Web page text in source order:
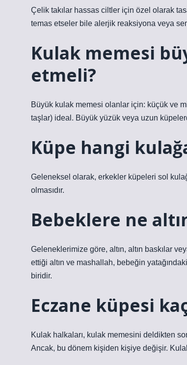
Çelik takılar hassas ciltler için özel olarak
temas etseler bile alerjik reaksiyona veya
Kulak memesi
etmeli?
Büyük kulak memesi olanlar için: küçük ve
taşlar) ideal. Büyük yüzük veya uzun
Küpe hangi
Geleneksel olarak, erkekler küpeleri sol
olmasıdır.
Bebeklere ne
Geleneklerimize göre, altın, altın baskılar
ettiği altın ve mashallah, bebeğin
biridir.
Eczane küpesi
Kulak halkaları, kulak memesini deldikten
Ancak, bu dönem kişiden kişiye değişir.